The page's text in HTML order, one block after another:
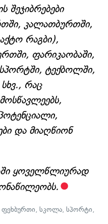
შეჯიბრებები
კალათბურთში,
რაგბი),
ფარიკაობაში,
ტექბოლში,
რაც
და მიაღწიონ
ყოველწლიურად
ფეხბურთი, სკოლა, სპორტი,